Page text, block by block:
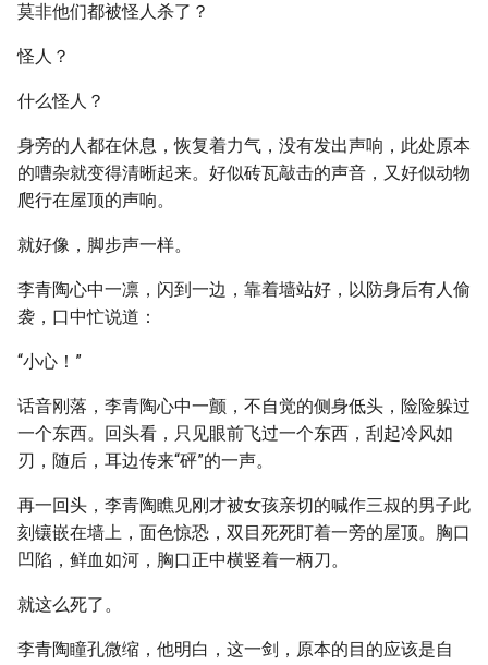
莫非他们都被怪人杀了？
怪人？
什么怪人？
身旁的人都在休息，恢复着力气，没有发出声响，此处原本
的嘈杂就变得清晰起来。好似砖瓦敲击的声音，又好似动物
爬行在屋顶的声响。
就好像，脚步声一样。
李青陶心中一凛，闪到一边，靠着墙站好，以防身后有人偷
袭，口中忙说道：
“小心！”
话音刚落，李青陶心中一颤，不自觉的侧身低头，险险躲过
一个东西。回头看，只见眼前飞过一个东西，刮起冷风如
刃，随后，耳边传来“砰”的一声。
再一回头，李青陶瞧见刚才被女孩亲切的喊作三叔的男子此
刻镶嵌在墙上，面色惊恐，双目死死盯着一旁的屋顶。胸口
凹陷，鲜血如河，胸口正中横竖着一柄刀。
就这么死了。
李青陶瞳孔微缩，他明白，这一剑，原本的目的应该是自